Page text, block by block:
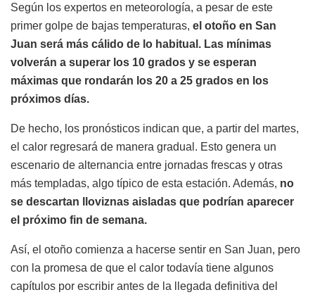
Según los expertos en meteorología, a pesar de este
primer golpe de bajas temperaturas, el otoño en San
Juan será más cálido de lo habitual. Las mínimas
volverán a superar los 10 grados y se esperan
máximas que rondarán los 20 a 25 grados en los
próximos días.
De hecho, los pronósticos indican que, a partir del martes,
el calor regresará de manera gradual. Esto genera un
escenario de alternancia entre jornadas frescas y otras
más templadas, algo típico de esta estación. Además, no
se descartan lloviznas aisladas que podrían aparecer
el próximo fin de semana.
Así, el otoño comienza a hacerse sentir en San Juan, pero
con la promesa de que el calor todavía tiene algunos
capítulos por escribir antes de la llegada definitiva del